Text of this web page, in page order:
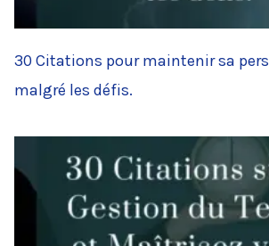
30 Citations pour maintenir sa
malgré les défis.